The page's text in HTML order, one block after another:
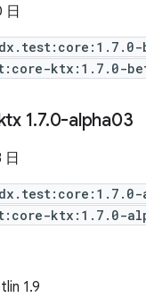
日
ktx:1.7.0-
1.7.0-alpha03
ktx:1.7.0-
1.9